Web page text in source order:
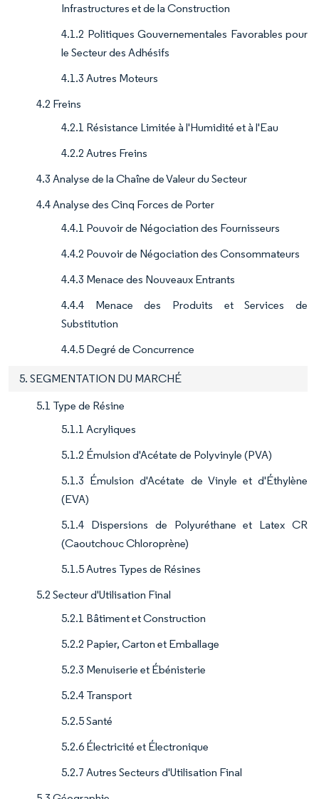
Infrastructures et de la Construction
4.1.2 Politiques Gouvernementales Favorables pour
le Secteur des Adhésifs
4.1.3 Autres Moteurs
4.2 Freins
4.2.1 Résistance Limitée à l'Humidité et à l'Eau
4.2.2 Autres Freins
4.3 Analyse de la Chaîne de Valeur du Secteur
4.4 Analyse des Cinq Forces de Porter
4.4.1 Pouvoir de Négociation des Fournisseurs
4.4.2 Pouvoir de Négociation des Consommateurs
4.4.3 Menace des Nouveaux Entrants
4.4.4 Menace des Produits et Services de
Substitution
4.4.5 Degré de Concurrence
5. SEGMENTATION DU MARCHÉ
5.1 Type de Résine
5.1.1 Acryliques
5.1.2 Émulsion d'Acétate de Polyvinyle (PVA)
5.1.3 Émulsion d'Acétate de Vinyle et d'Éthylène
(EVA)
5.1.4 Dispersions de Polyuréthane et Latex CR
(Caoutchouc Chloroprène)
5.1.5 Autres Types de Résines
5.2 Secteur d'Utilisation Final
5.2.1 Bâtiment et Construction
5.2.2 Papier, Carton et Emballage
5.2.3 Menuiserie et Ébénisterie
5.2.4 Transport
5.2.5 Santé
5.2.6 Électricité et Électronique
5.2.7 Autres Secteurs d'Utilisation Final